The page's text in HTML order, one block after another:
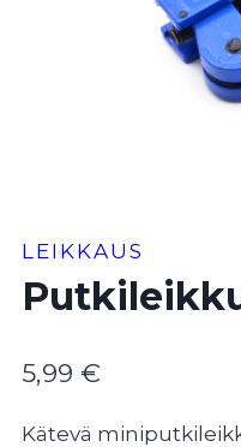
LEIKKAUS
5,99 €
Kätevä